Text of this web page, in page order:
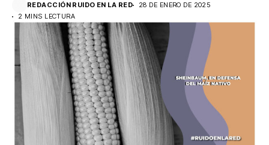
REDACCIÓN RUIDO EN LA RED
28 DE ENERO DE 2025
2 MINS LECTURA